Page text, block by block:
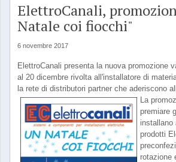
ElettroCanali,
Natale coi fiocchi"
6 novembre 2017
ElettroCanali presenta la nuova promozione
al 20 dicembre rivolta all'installatore di
la rete di distributori partner che aderiscono
La
premiare
installano
prodotti
rotazione